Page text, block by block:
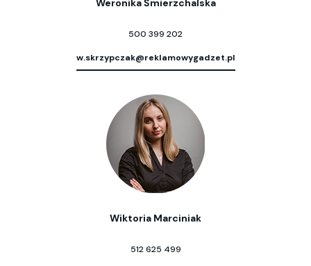
Weronika Śmierzchalska
500 399 202
w.skrzypczak@reklamowygadzet.pl
Wiktoria Marciniak
512 625 499